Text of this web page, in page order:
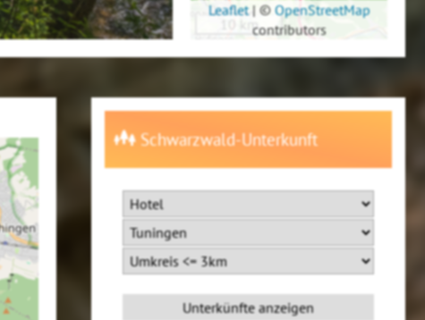
10 km
Leaflet |©OpenStreetMap
contributors
Schwarzwald-Unterkunft